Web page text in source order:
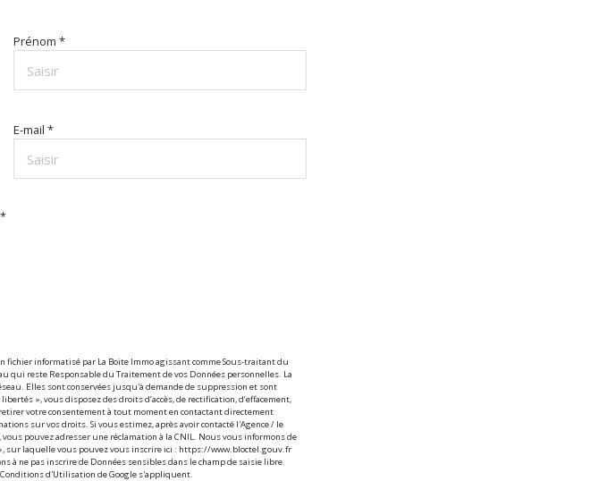
Prénom *
E-mail *
informatisé par La Boite Immo agissant comme Sous-traitant du
reste Responsable du Traitement de vos Données personnelles. La
Elles sont conservées jusqu'à demande de suppression et sont
», vous disposez des droits d’accès, de rectification, d’effacement,
votre consentement à tout moment en contactant directement
sur vos droits. Si vous estimez, après avoir contacté l'Agence / le
pouvez adresser une réclamation à la CNIL. Nous vous informons de
sur laquelle vous pouvez vous inscrire ici : https://www.bloctel.gouv.fr
à ne pas inscrire de Données sensibles dans le champ de saisie libre.
Conditions d'Utilisation de Google s'appliquent.